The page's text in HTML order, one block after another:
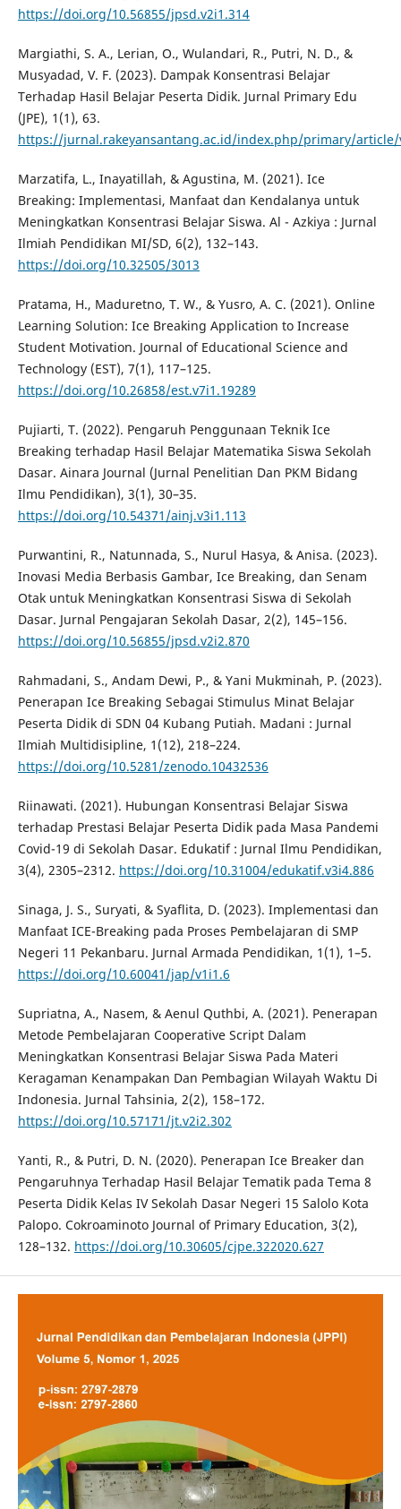
https://doi.org/10.56855/jpsd.v2i1.314
Margiathi, S. A., Lerian, O., Wulandari, R., Putri, N. D., &
Musyadad, V. F. (2023). Dampak Konsentrasi Belajar
Terhadap Hasil Belajar Peserta Didik. Jurnal Primary Edu
(JPE), 1(1), 63.
https://jurnal.rakeyansantang.ac.id/index.php/primary/article/
Marzatifa, L., Inayatillah, & Agustina, M. (2021). Ice
Breaking: Implementasi, Manfaat dan Kendalanya untuk
Meningkatkan Konsentrasi Belajar Siswa. Al - Azkiya : Jurnal
Ilmiah Pendidikan MI/SD, 6(2), 132–143.
https://doi.org/10.32505/3013
Pratama, H., Maduretno, T. W., & Yusro, A. C. (2021). Online
Learning Solution: Ice Breaking Application to Increase
Student Motivation. Journal of Educational Science and
Technology (EST), 7(1), 117–125.
https://doi.org/10.26858/est.v7i1.19289
Pujiarti, T. (2022). Pengaruh Penggunaan Teknik Ice
Breaking terhadap Hasil Belajar Matematika Siswa Sekolah
Dasar. Ainara Journal (Jurnal Penelitian Dan PKM Bidang
Ilmu Pendidikan), 3(1), 30–35.
https://doi.org/10.54371/ainj.v3i1.113
Purwantini, R., Natunnada, S., Nurul Hasya, & Anisa. (2023).
Inovasi Media Berbasis Gambar, Ice Breaking, dan Senam
Otak untuk Meningkatkan Konsentrasi Siswa di Sekolah
Dasar. Jurnal Pengajaran Sekolah Dasar, 2(2), 145–156.
https://doi.org/10.56855/jpsd.v2i2.870
Rahmadani, S., Andam Dewi, P., & Yani Mukminah, P. (2023).
Penerapan Ice Breaking Sebagai Stimulus Minat Belajar
Peserta Didik di SDN 04 Kubang Putiah. Madani : Jurnal
Ilmiah Multidisipline, 1(12), 218–224.
https://doi.org/10.5281/zenodo.10432536
Riinawati. (2021). Hubungan Konsentrasi Belajar Siswa
terhadap Prestasi Belajar Peserta Didik pada Masa Pandemi
Covid-19 di Sekolah Dasar. Edukatif : Jurnal Ilmu Pendidikan,
3(4), 2305–2312. https://doi.org/10.31004/edukatif.v3i4.886
Sinaga, J. S., Suryati, & Syaflita, D. (2023). Implementasi dan
Manfaat ICE-Breaking pada Proses Pembelajaran di SMP
Negeri 11 Pekanbaru. Jurnal Armada Pendidikan, 1(1), 1–5.
https://doi.org/10.60041/jap/v1i1.6
Supriatna, A., Nasem, & Aenul Quthbi, A. (2021). Penerapan
Metode Pembelajaran Cooperative Script Dalam
Meningkatkan Konsentrasi Belajar Siswa Pada Materi
Keragaman Kenampakan Dan Pembagian Wilayah Waktu Di
Indonesia. Jurnal Tahsinia, 2(2), 158–172.
https://doi.org/10.57171/jt.v2i2.302
Yanti, R., & Putri, D. N. (2020). Penerapan Ice Breaker dan
Pengaruhnya Terhadap Hasil Belajar Tematik pada Tema 8
Peserta Didik Kelas IV Sekolah Dasar Negeri 15 Salolo Kota
Palopo. Cokroaminoto Journal of Primary Education, 3(2),
128–132. https://doi.org/10.30605/cjpe.322020.627